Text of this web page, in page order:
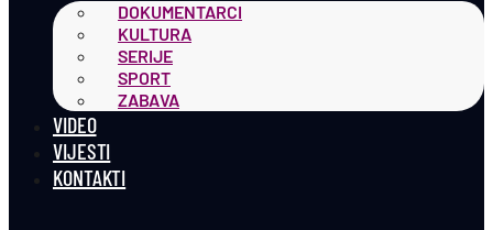
DOKUMENTARCI
KULTURA
SERIJE
SPORT
ZABAVA
VIDEO
VIJESTI
KONTAKTI